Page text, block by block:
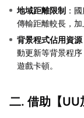
地域距離限制 ：
傳輸距離較長，加
背景程式佔用資源
動更新等背景程
遊戲卡頓。
二. 借助【UU